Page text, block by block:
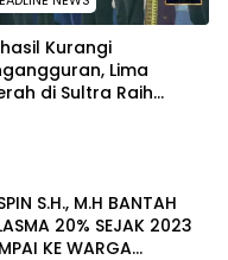
Kurangi
Lima
di Sultra Raih
S.H., M.H BANTAH
20% SEJAK 2023
KE WARGA